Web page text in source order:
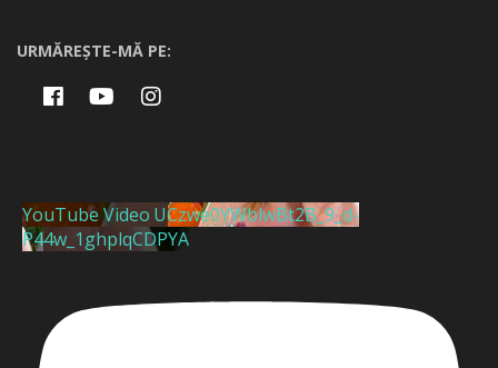
URMĂREȘTE-MĂ PE:
YouTube Video UCzwe0YWblwBt2B_9_d-
P44w_1ghplqCDPYA